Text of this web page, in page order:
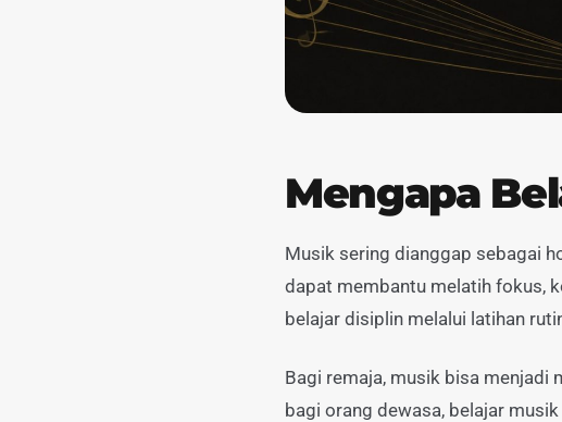
Mengapa
Musik sering dianggap sebagai
dapat membantu melatih fokus,
belajar disiplin melalui latihan
Bagi remaja, musik bisa menjadi
bagi orang dewasa, belajar